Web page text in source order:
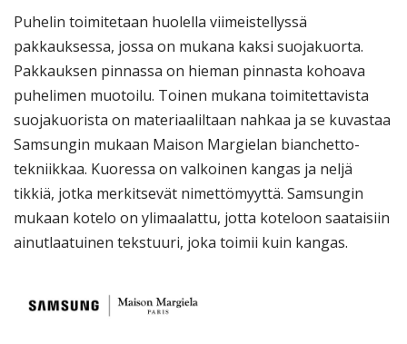
Puhelin toimitetaan huolella viimeistellyssä
pakkauksessa, jossa on mukana kaksi suojakuorta.
Pakkauksen pinnassa on hieman pinnasta kohoava
puhelimen muotoilu. Toinen mukana toimitettavista
suojakuorista on materiaaliltaan nahkaa ja se kuvastaa
Samsungin mukaan Maison Margielan bianchetto-
tekniikkaa. Kuoressa on valkoinen kangas ja neljä
tikkiä, jotka merkitsevät nimettömyyttä. Samsungin
mukaan kotelo on ylimaalattu, jotta koteloon saataisiin
ainutlaatuinen tekstuuri, joka toimii kuin kangas.